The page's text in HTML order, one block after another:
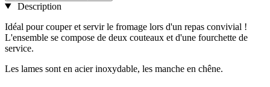
Description
Idéal pour couper et servir le fromage lors d'un repas convivial !
L'ensemble se compose de deux couteaux et d'une fourchette de
service.
Les lames sont en acier inoxydable, les manche en chêne.